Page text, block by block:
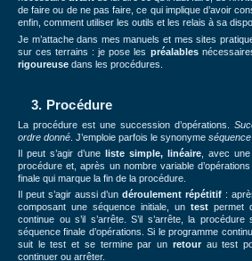
de faire ou de ne pas faire, ce qui implique d’avoir
enfin, comment utiliser les outils et les relais à sa
Je m’attache dans mes manuels et mes sites
sur ces terrains : je pose les préalables
rigoureuse dans les procédures.
3. Procédure
La procédure est une succession d’opérations.
ordre donné . J’emploie parfois le synonyme séquence
Il peut s’agir d’une liste simple, linéaire , avec
procédure et, après un nombre variable
finale qui marque la fin de la procédure.
Il peut s’agir aussi d’undéroulement répétitif :
composant une séquence initiale, un test permet
continue ou s’il s’arrête. S’il s’arrête, la
séquence finale d’opérations. Si le programme
suit le test et se termine par un retourau test
continuer ou arrêter.